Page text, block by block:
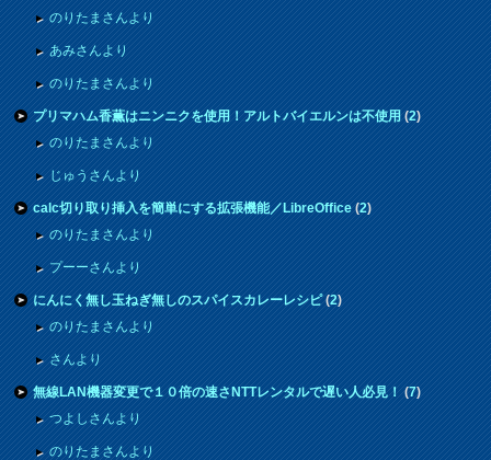
のりたまさんより
あみさんより
のりたまさんより
プリマハム香薫はニンニクを使用！アルトバイエルンは不使用(2)
のりたまさんより
じゅうさんより
calc切り取り挿入を簡単にする拡張機能／LibreOffice(2)
のりたまさんより
プーーさんより
にんにく無し玉ねぎ無しのスパイスカレーレシピ(2)
のりたまさんより
さんより
無線LAN機器変更で１０倍の速さNTTレンタルで遅い人必見！(7)
つよしさんより
のりたまさんより